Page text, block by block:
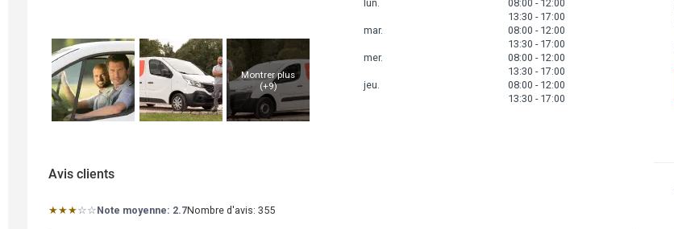
Montrer plus
(+9)
lun.
08:00 - 12:00
13:30 - 17:00
mar.
08:00 - 12:00
13:30 - 17:00
mer.
08:00 - 12:00
13:30 - 17:00
jeu.
08:00 - 12:00
13:30 - 17:00
Avis clients
★★★☆☆Note moyenne: 2.7 étoiles
Note moyenne: 2.7Nombre d'avis: 355